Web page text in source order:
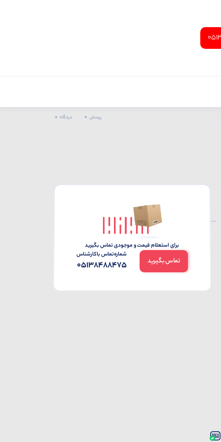
پرسش 0 دیدگاه 0
برای استعلام قیمت و موجودی تماس بگیرید
تماس بگیرید
شماره‌تماس‌ با‌کارشناس
05138488475